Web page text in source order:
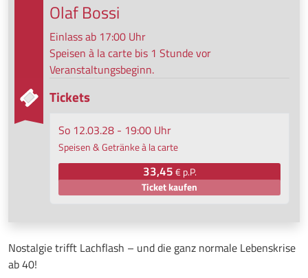
Nostalgie trifft Lachflash – und die ganz normale Lebenskrise
ab 40!
Olaf Bossi
Einlass ab 17:00 Uhr
Speisen à la carte bis 1 Stunde vor
Veranstaltungsbeginn.
Tickets
So 12.03.28 - 19:00 Uhr
Speisen & Getränke à la carte
33,45€ p.P.
Ticket kaufen